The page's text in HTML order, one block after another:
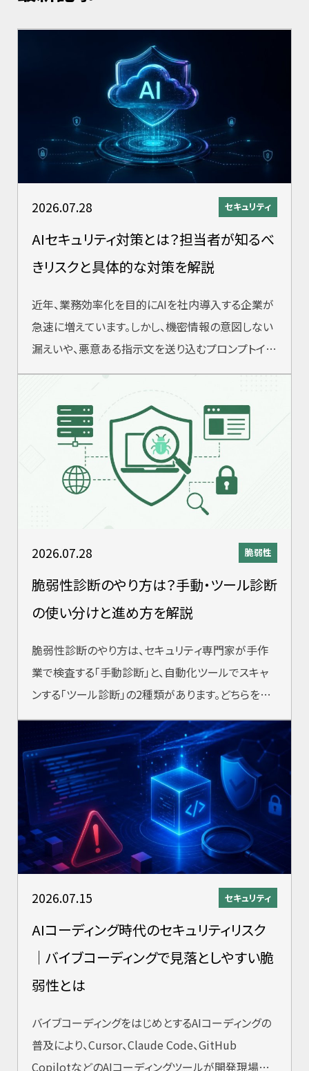
2026.07.28 セキュリティ
AIセキュリティ対策とは？担当者が知るべ
きリスクと具体的な対策を解説
近年、業務効率化を目的にAIを社内導入する企業が
急速に増えています。しかし、機密情報の意図しない
漏えいや、悪意ある指示文を送り込むプロンプトイン
ジェクション攻撃など、AI特有のセキ
2026.07.28 脆弱性
脆弱性診断のやり方は？手動・ツール診断
の使い分けと進め方を解説
脆弱性診断のやり方は、セキュリティ専門家が手作
業で検査する「手動診断」と、自動化ツールでスキャ
ンする「ツール診断」の2種類があります。どちらを選
ぶかは目的・予算・対象システムによっ
2026.07.15 セキュリティ
AIコーディング時代のセキュリティリスク
｜バイブコーディングで見落としやすい脆
弱性とは
バイブコーディングをはじめとするAIコーディングの
普及により、Cursor、Claude Code、GitHub
CopilotなどのAIコーディングツールが開発現場に